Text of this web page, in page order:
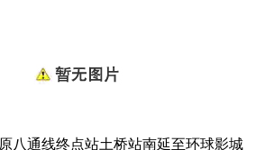
通线终点站土桥站南延至环球影城